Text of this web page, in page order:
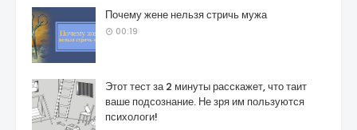
Почему жене нельзя стричь мужа
00:19
Этот тест за 2 минуты расскажет, что таит
ваше подсознание. Не зря им пользуются
психологи!